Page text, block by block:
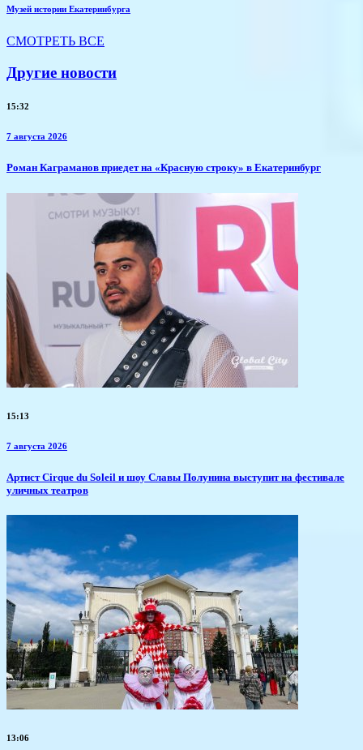
Музей истории Екатеринбурга
СМОТРЕТЬ ВСЕ
Другие новости
15:32
7 августа 2026
​Роман Каграманов приедет на «Красную строку» в Екатеринбург
15:13
7 августа 2026
Артист Cirque du Soleil и шоу Славы Полунина выступит на фестивале
уличных театров
13:06